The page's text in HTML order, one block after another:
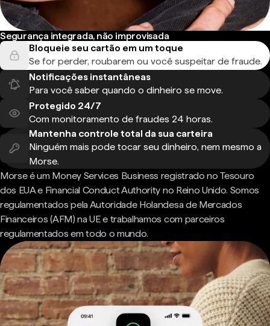
Segurança integrada, não improvisada
Bloqueie seu cartão em um toque
Se for perder, roubarem ou você suspeitar de fraude.
Notificações instantâneas
Para você saber quando o dinheiro se move.
Protegido 24/7
Com monitoramento de fraudes 24 horas.
Mantenha controle total da sua carteira
Ninguém mais pode tocar seu dinheiro, nem mesmo a
Morse.
Morse é um Money Services Business registrado no Tesouro
dos EUA e Financial Conduct Authority no Reino Unido. Somos
regulamentados pela Autoridade Holandesa de Mercados
Financeiros (AFM) na UE e trabalhamos com parceiros
regulamentados em todo o mundo.